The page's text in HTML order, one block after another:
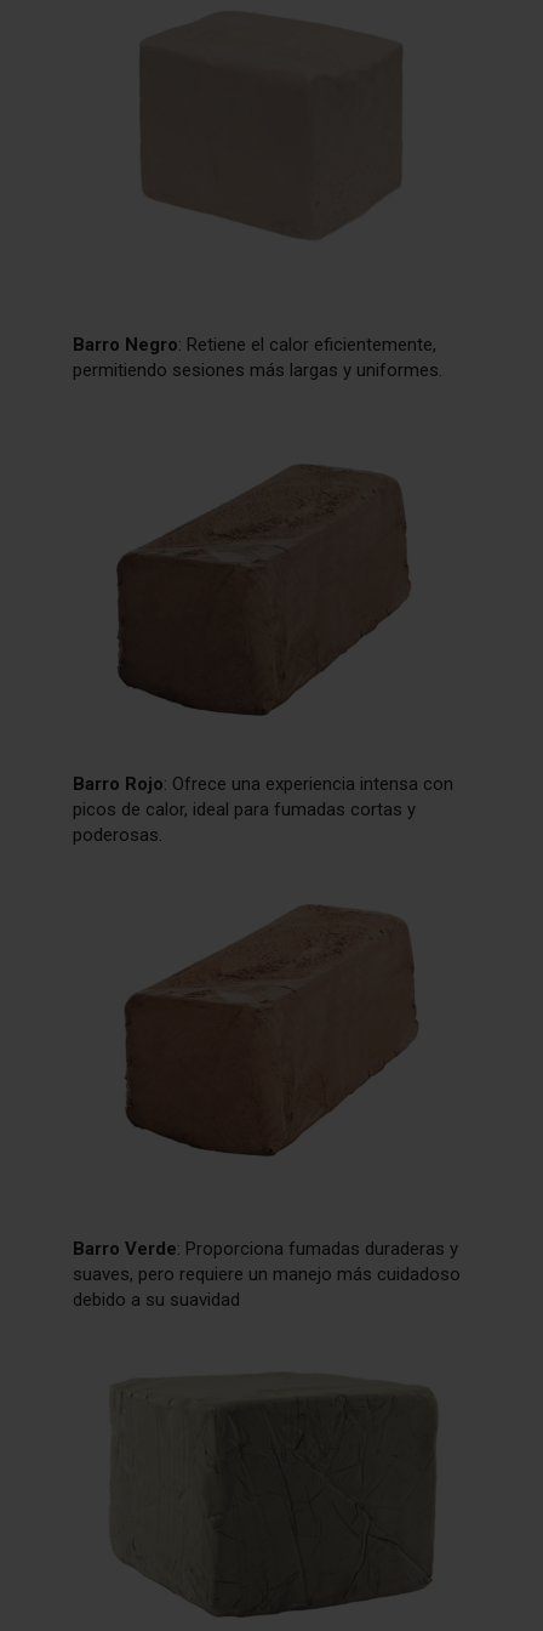
Barro Negro: Retiene el calor eficientemente,
permitiendo sesiones más largas y uniformes.
Barro Rojo: Ofrece una experiencia intensa con
picos de calor, ideal para fumadas cortas y
poderosas.
Barro Verde: Proporciona fumadas duraderas y
suaves, pero requiere un manejo más cuidadoso
debido a su suavidad